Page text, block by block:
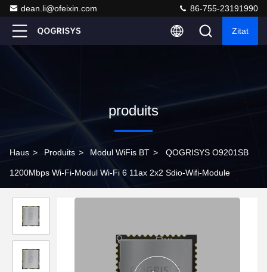
dean.li@ofeixin.com 86-755-23191990
Zitat
produits
Haus > Produits > Modul WiFis BT > QOGRISYS O9201SB
1200Mbps Wi-Fi-Modul Wi-Fi 6 11ax 2x2 Sdio-Wifi-Module